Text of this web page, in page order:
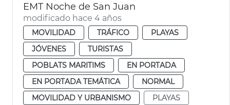
EMT Noche de San Juan
modificado hace 4 años
MOVILIDAD TRÁFICO
PLAYAS
JÓVENES
TURISTAS
POBLATS MARITIMS
EN PORTADA
EN PORTADA TEMÁTICA
NORMAL
MOVILIDAD Y URBANISMO
PLAYAS